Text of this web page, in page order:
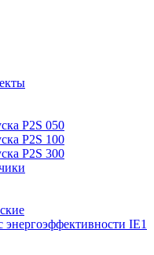
P2S 050
P2S 100
P2S 300
энергоэффективности IE1